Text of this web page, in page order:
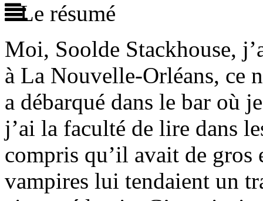
Le résumé
Moi, Soolde Stackhouse,
à La Nouvelle-Orléans, ce
a débarqué dans le bar où
j’ai la faculté de lire dans
compris qu’il avait de gros
vampires lui tendaient un